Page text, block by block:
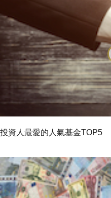
投資人最愛的人氣基金TOP5